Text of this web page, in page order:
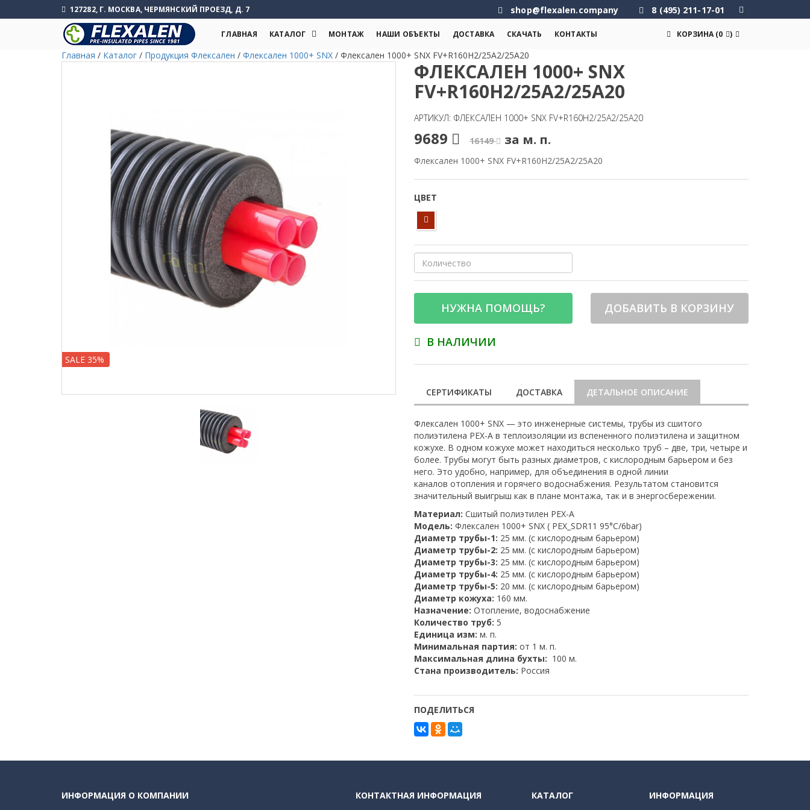
127282, Г. МОСКВА, ЧЕРМЯНСКИЙ ПРОЕЗД, Д. 7 shop@flexalen.company 8 (495) 211-17-01
ГЛАВНАЯ КАТАЛОГ МОНТАЖ НАШИ ОБЪЕКТЫ ДОСТАВКА СКАЧАТЬ КОНТАКТЫ КОРЗИНА (0 )
Главная / Каталог / Продукция Флексален / Флексален 1000+ SNX / Флексален 1000+ SNX FV+R160H2/25A2/25A20
SALE 35%
ФЛЕКСАЛЕН 1000+ SNX
FV+R160H2/25A2/25A20
АРТИКУЛ: ФЛЕКСАЛЕН 1000+ SNX FV+R160H2/25A2/25A20
9689 16149 за м. п.
Флексален 1000+ SNX FV+R160H2/25A2/25A20
ЦВЕТ
НУЖНА ПОМОЩЬ? ДОБАВИТЬ В КОРЗИНУ
В НАЛИЧИИ
СЕРТИФИКАТЫ ДОСТАВКА ДЕТАЛЬНОЕ ОПИСАНИЕ
Флексален 1000+ SNX — это инженерные системы, трубы из сшитого
полиэтилена PEX-A в теплоизоляции из вспененного полиэтилена и защитном
кожухе. В одном кожухе может находиться несколько труб – две, три, четыре и
более. Трубы могут быть разных диаметров, с кислородным барьером и без
него. Это удобно, например, для объединения в одной линии
каналов отопления и горячего водоснабжения. Результатом становится
значительный выигрыш как в плане монтажа, так и в энергосбережении.
Материал: Сшитый полиэтилен PEX-A
Модель: Флексален 1000+ SNX ( PEX_SDR11 95°C/6bar)
Диаметр трубы-1: 25 мм. (с кислородным барьером)
Диаметр трубы-2: 25 мм. (с кислородным барьером)
Диаметр трубы-3: 25 мм. (с кислородным барьером)
Диаметр трубы-4: 25 мм. (с кислородным барьером)
Диаметр трубы-5: 20 мм. (с кислородным барьером)
Диаметр кожуха: 160 мм.
Назначение: Отопление, водоснабжение
Количество труб: 5
Единица изм: м. п.
Минимальная партия: от 1 м. п.
Максимальная длина бухты: 100 м.
Стана производитель: Россия
ПОДЕЛИТЬСЯ
ИНФОРМАЦИЯ О КОМПАНИИ КОНТАКТНАЯ ИНФОРМАЦИЯ КАТАЛОГ ИНФОРМАЦИЯ